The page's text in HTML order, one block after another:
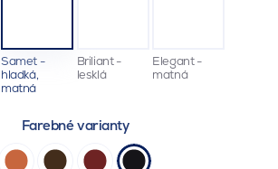
Samet -
hladká,
matná
Briliant -
lesklá
Elegant -
matná
Farebné varianty